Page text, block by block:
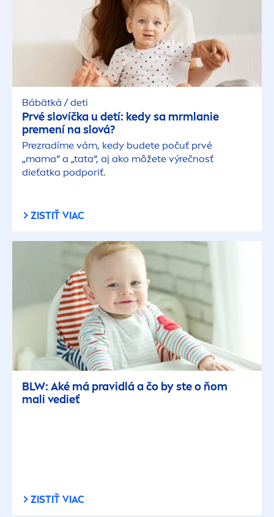
Bábätká / deti
Prvé slovíčka u detí: kedy sa mrmlanie
premení na slová?
Prezradíme vám, kedy budete počuť prvé
„mama“ a „tata“, aj ako môžete výrečnosť
dieťatka podporiť.
ZISTIŤ VIAC
BLW: Aké má pravidlá a čo by ste o ňom
mali vedieť
ZISTIŤ VIAC